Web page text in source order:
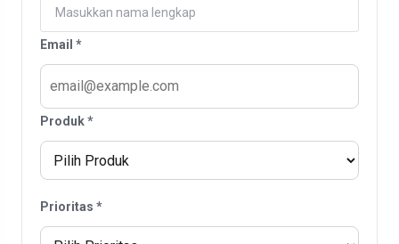
Email *
Produk *
Prioritas *